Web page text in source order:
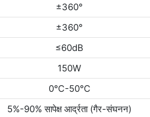
±360°
±360°
≤60dB
150W
0℃-50℃
5%-90% सापेक्ष आर्द्रता (गैर-संघनन)